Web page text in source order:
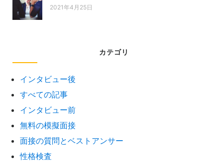
2021年4月25日
カテゴリ
インタビュー後
すべての記事
インタビュー前
無料の模擬面接
面接の質問とベストアンサー
性格検査